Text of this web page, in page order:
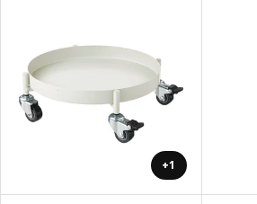
+1